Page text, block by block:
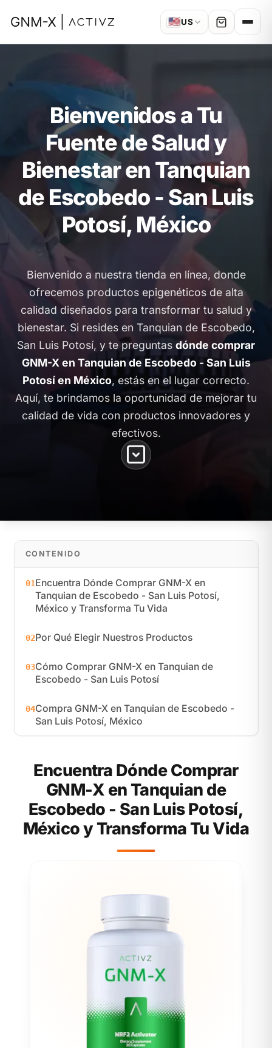
🇺🇸US
Bienvenidos a Tu
Fuente de Salud y
Bienestar en Tanquian
de Escobedo - San Luis
Potosí, México
Bienvenido a nuestra tienda en línea, donde
ofrecemos productos epigenéticos de alta
calidad diseñados para transformar tu salud y
bienestar. Si resides en Tanquian de Escobedo,
San Luis Potosí, y te preguntas dónde comprar
GNM-X en Tanquian de Escobedo - San Luis
Potosí en México, estás en el lugar correcto.
Aquí, te brindamos la oportunidad de mejorar tu
calidad de vida con productos innovadores y
efectivos.
CONTENIDO
01Encuentra Dónde Comprar GNM-X en
Tanquian de Escobedo - San Luis Potosí,
México y Transforma Tu Vida
02Por Qué Elegir Nuestros Productos
03Cómo Comprar GNM-X en Tanquian de
Escobedo - San Luis Potosí
04Compra GNM-X en Tanquian de Escobedo -
San Luis Potosí, México
Encuentra Dónde Comprar
GNM-X en Tanquian de
Escobedo - San Luis Potosí,
México y Transforma Tu Vida